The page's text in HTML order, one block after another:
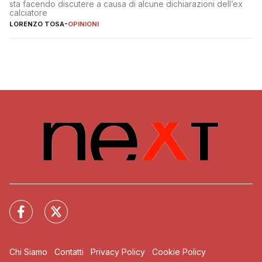
sta facendo discutere a causa di alcune dichiarazioni dell’ex
calciatore
LORENZO TOSA-OPINIONI
Chi Siamo Contatti Privacy Policy
Cookie Policy